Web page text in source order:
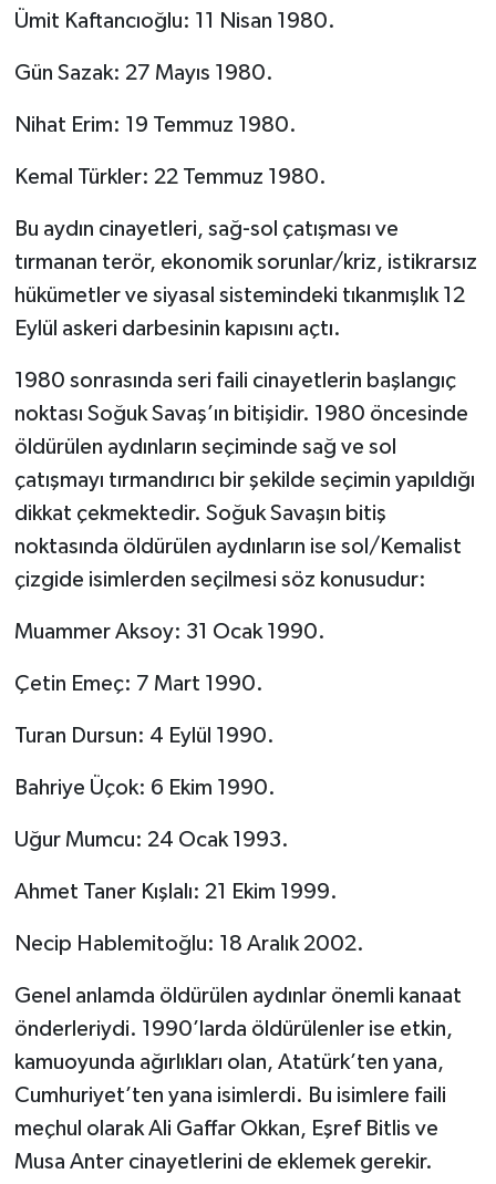
Ümit Kaftancıoğlu: 11 Nisan 1980.
Gün Sazak: 27 Mayıs 1980.
Nihat Erim: 19 Temmuz 1980.
Kemal Türkler: 22 Temmuz 1980.
Bu aydın cinayetleri, sağ-sol çatışması ve
tırmanan terör, ekonomik sorunlar/kriz, istikrarsız
hükümetler ve siyasal sistemindeki tıkanmışlık 12
Eylül askeri darbesinin kapısını açtı.
1980 sonrasında seri faili cinayetlerin başlangıç
noktası Soğuk Savaş’ın bitişidir. 1980 öncesinde
öldürülen aydınların seçiminde sağ ve sol
çatışmayı tırmandırıcı bir şekilde seçimin yapıldığı
dikkat çekmektedir. Soğuk Savaşın bitiş
noktasında öldürülen aydınların ise sol/Kemalist
çizgide isimlerden seçilmesi söz konusudur:
Muammer Aksoy: 31 Ocak 1990.
Çetin Emeç: 7 Mart 1990.
Turan Dursun: 4 Eylül 1990.
Bahriye Üçok: 6 Ekim 1990.
Uğur Mumcu: 24 Ocak 1993.
Ahmet Taner Kışlalı: 21 Ekim 1999.
Necip Hablemitoğlu: 18 Aralık 2002.
Genel anlamda öldürülen aydınlar önemli kanaat
önderleriydi. 1990’larda öldürülenler ise etkin,
kamuoyunda ağırlıkları olan, Atatürk’ten yana,
Cumhuriyet’ten yana isimlerdi. Bu isimlere faili
meçhul olarak Ali Gaffar Okkan, Eşref Bitlis ve
Musa Anter cinayetlerini de eklemek gerekir.